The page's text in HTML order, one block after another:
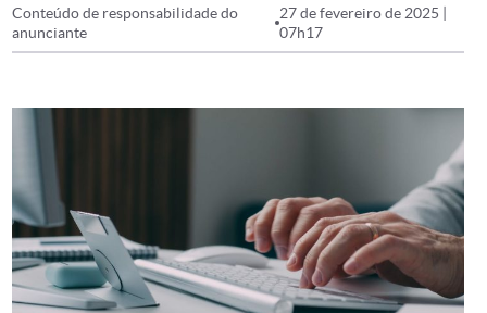
Conteúdo de responsabilidade do
anunciante
27 de fevereiro de 2025 |
07h17